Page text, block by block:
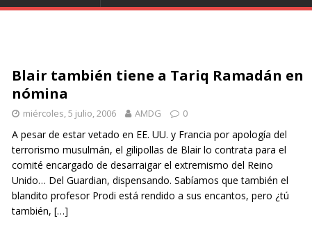
Blair también tiene a Tariq Ramadán en
nómina
miércoles, 5 julio, 2006 AMDG 0
A pesar de estar vetado en EE. UU. y Francia por apología del
terrorismo musulmán, el gilipollas de Blair lo contrata para el
comité encargado de desarraigar el extremismo del Reino
Unido… Del Guardian, dispensando. Sabíamos que también el
blandito profesor Prodi está rendido a sus encantos, pero ¿tú
también, […]